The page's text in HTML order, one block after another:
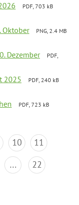
PDF, 703 kB
Oktober
PNG, 2.4 MB
Dezember
PDF,
2025
PDF, 240 kB
PDF, 723 kB
10
11
... 22